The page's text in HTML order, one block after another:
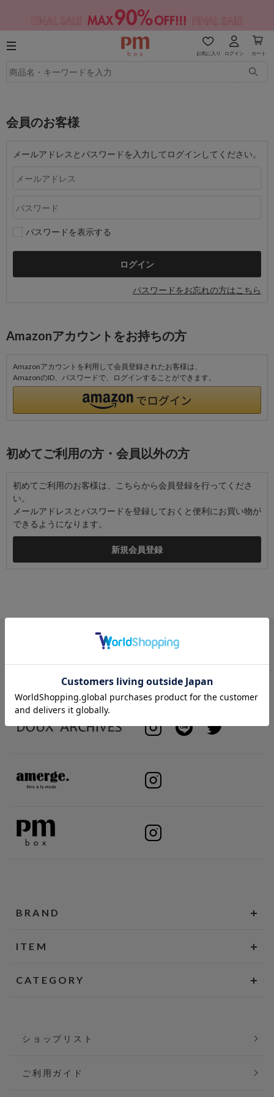
お気に入り ログイン カート
会員のお客様
メールアドレスとパスワードを入力してログインしてください。
パスワードを表示する
パスワードをお忘れの方はこちら
Amazonアカウントをお持ちの方
Amazonアカウントを利用して会員登録されたお客様は、
AmazonのID、パスワードで、ログインすることができます。
初めてご利用の方・会員以外の方
初めてご利用のお客様は、こちらから会員登録を行ってくださ
い。
メールアドレスとパスワードを登録しておくと便利にお買い物が
できるようになります。
BRAND
ITEM
CATEGORY
ショップリスト
ご利用ガイド